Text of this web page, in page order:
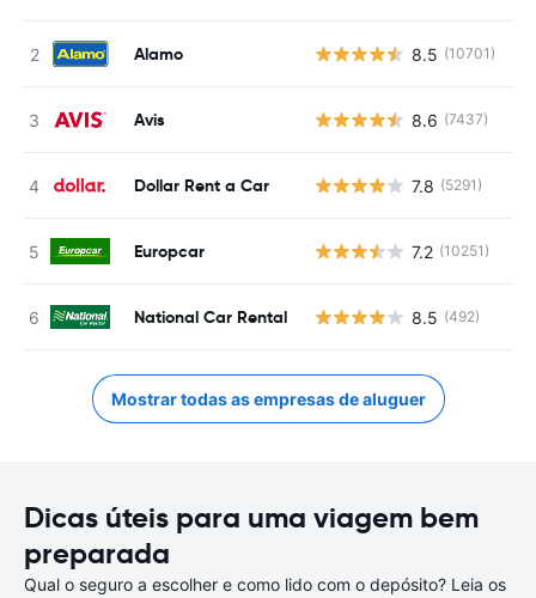
Alamo 8.5 (10701)
Avis 8.6 (7437)
Dollar Rent a Car 7.8 (5291)
Europcar 7.2 (10251)
National Car Rental 8.5 (492)
Mostrar todas as empresas de aluguer
Dicas úteis para uma viagem bem
preparada
Qual o seguro a escolher e como lido com o depósito? Leia os